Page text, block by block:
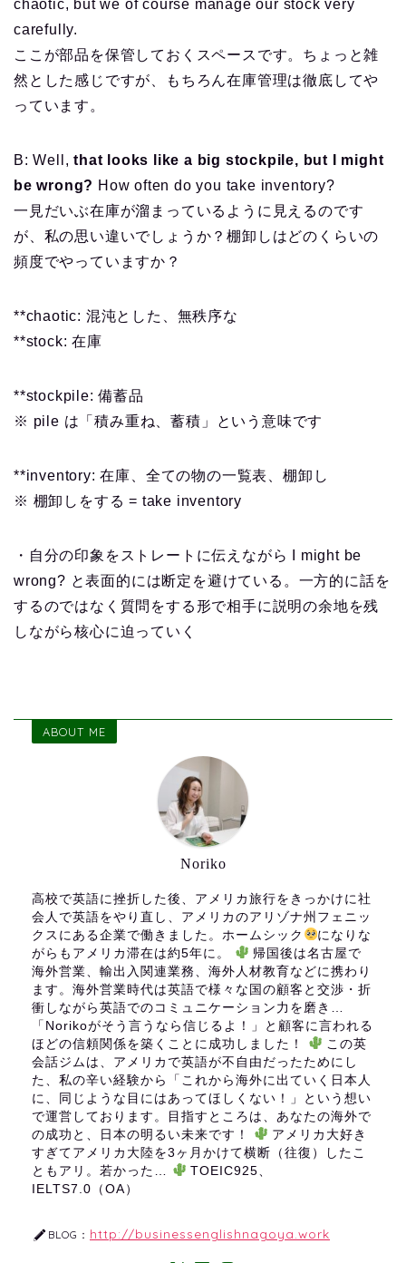
chaotic, but we of course manage our stock very
carefully.
ここが部品を保管しておくスペースです。ちょっと雑
然とした感じですが、もちろん在庫管理は徹底してや
っています。
B: Well,that looks like a big stockpile, but I might
be wrong? How often do you take inventory?
一見だいぶ在庫が溜まっているように見えるのです
が、私の思い違いでしょうか？棚卸しはどのくらいの
頻度でやっていますか？
**chaotic: 混沌とした、無秩序な
**stock: 在庫
**stockpile: 備蓄品
※ pile は「積み重ね、蓄積」という意味です
**inventory: 在庫、全ての物の一覧表、棚卸し
※ 棚卸しをする = take inventory
・自分の印象をストレートに伝えながら I might be
wrong? と表面的には断定を避けている。一方的に話を
するのではなく質問をする形で相手に説明の余地を残
しながら核心に迫っていく
ABOUT ME
Noriko
高校で英語に挫折した後、アメリカ旅行をきっかけに社
会人で英語をやり直し、アメリカのアリゾナ州フェニッ
クスにある企業で働きました。ホームシック
になりな
がらもアメリカ滞在は約5年に。
帰国後は名古屋で
海外営業、輸出入関連業務、海外人材教育などに携わり
ます。海外営業時代は英語で様々な国の顧客と交渉・折
衝しながら英語でのコミュニケーション力を磨き…
「Norikoがそう言うなら信じるよ！」と顧客に言われる
ほどの信頼関係を築くことに成功しました！
この英
会話ジムは、アメリカで英語が不自由だったためにし
た、私の辛い経験から「これから海外に出ていく日本人
に、同じような目にはあってほしくない！」という想い
で運営しております。目指すところは、あなたの海外で
の成功と、日本の明るい未来です！
アメリカ大好き
すぎてアメリカ大陸を3ヶ月かけて横断（往復）したこ
ともアリ。若かった…
TOEIC925、
IELTS7.0（OA）
BLOG： http://businessenglishnagoya.work